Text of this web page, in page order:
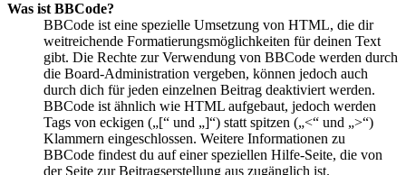
Was ist BBCode?
BBCode ist eine spezielle Umsetzung von HTML, die dir
weitreichende Formatierungsmöglichkeiten für deinen Text
gibt. Die Rechte zur Verwendung von BBCode werden durch
die Board-Administration vergeben, können jedoch auch
durch dich für jeden einzelnen Beitrag deaktiviert werden.
BBCode ist ähnlich wie HTML aufgebaut, jedoch werden
Tags von eckigen („[“ und „]“) statt spitzen („<“ und „>“)
Klammern eingeschlossen. Weitere Informationen zu
BBCode findest du auf einer speziellen Hilfe-Seite, die von
der Seite zur Beitragserstellung aus zugänglich ist.